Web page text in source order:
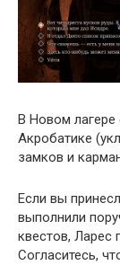
В Новом лагере
Акробатике
замков и
Если вы
выполнили
квестов, Ларес
Согласитесь,